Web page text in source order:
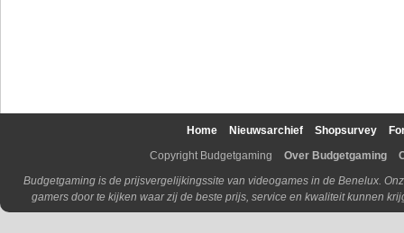
Home Nieuwsarchief Shopsurvey
Copyright Budgetgaming
Over Budgetgaming
Budgetgaming is de prijsvergelijkingssite van videogames in de Benelux.
gamers door te kijken waar zij de beste prijs, service en kwaliteit kunnen